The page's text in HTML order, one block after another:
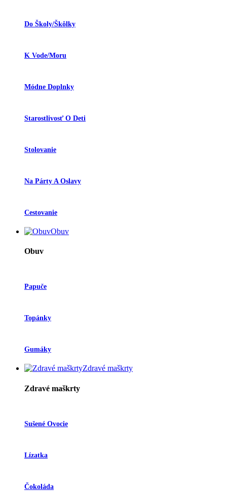
Do Školy/škôlky
K Vode/moru
Módne Doplnky
Starostlivosť O Deti
Stolovanie
Na Párty A Oslavy
Cestovanie
Obuv
Obuv
Papuče
Topánky
Gumáky
Zdravé maškrty
Zdravé maškrty
Sušené Ovocie
Lízatka
Čokoláda